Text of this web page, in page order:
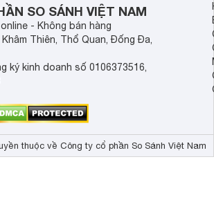
SO SÁNH VIỆT NAM
- Không bán hàng
Thiên, Thổ Quan, Đống Đa,
ký kinh doanh số 0106373516,
thuộc về Công ty cổ phần So Sánh Việt Nam